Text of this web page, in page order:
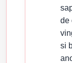
de
si